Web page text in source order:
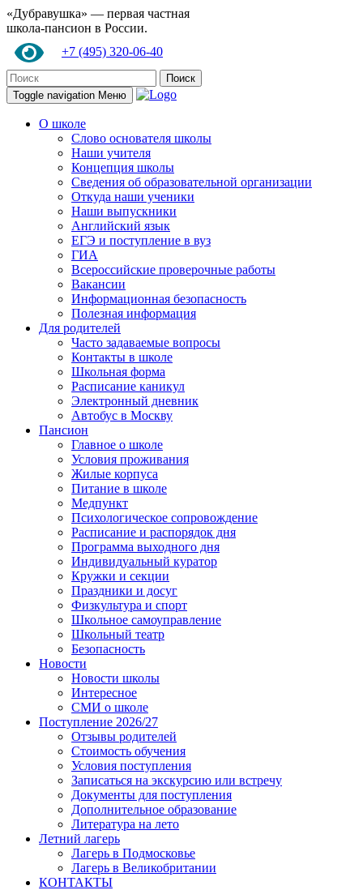
«Дубравушка» — первая частная
школа-пансион в России.
+7 (495) 320-06-40
Поиск
Toggle navigation Меню
О школе
Слово основателя школы
Наши учителя
Концепция школы
Сведения об образовательной организации
Откуда наши ученики
Наши выпускники
Английский язык
ЕГЭ и поступление в вуз
ГИА
Всероссийские проверочные работы
Вакансии
Информационная безопасность
Полезная информация
Для родителей
Часто задаваемые вопросы
Контакты в школе
Школьная форма
Расписание каникул
Электронный дневник
Автобус в Москву
Пансион
Главное о школе
Условия проживания
Жилые корпуса
Питание в школе
Медпункт
Психологическое сопровождение
Расписание и распорядок дня
Программа выходного дня
Индивидуальный куратор
Кружки и секции
Праздники и досуг
Физкультура и спорт
Школьное самоуправление
Школьный театр
Безопасность
Новости
Новости школы
Интересное
СМИ о школе
Поступление 2026/27
Отзывы родителей
Стоимость обучения
Условия поступления
Записаться на экскурсию или встречу
Документы для поступления
Дополнительное образование
Литература на лето
Летний лагерь
Лагерь в Подмосковье
Лагерь в Великобритании
КОНТАКТЫ